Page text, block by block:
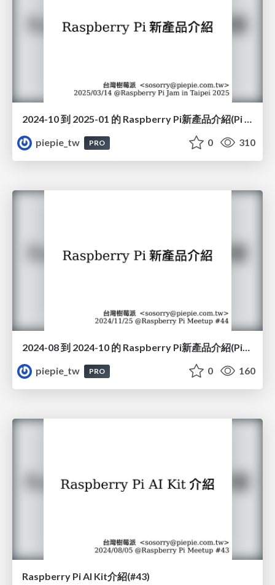
2024-10 到 2025-01 的 Raspberry Pi新產品介紹(Pi 5/16GB, Touch Display 2, Pi 500, Raspberry Pi Monitor, Pico 2W, USB 3 Hub, Raspberry Pi Carbon Removal Credit)(#JAM2025)
piepie_tw
PRO 0 310
2024-08 到 2024-10 的 Raspberry Pi新產品介紹(Pico 2, microSD, Bumper, AI Camera, AI HAT+)(#44)
piepie_tw
PRO 0 160
Raspberry Pi AI Kit介紹(#43)